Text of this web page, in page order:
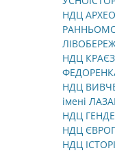
НДЦ
НДЦ
НДЦ
імені
НДЦ
НДЦ
НДЦ